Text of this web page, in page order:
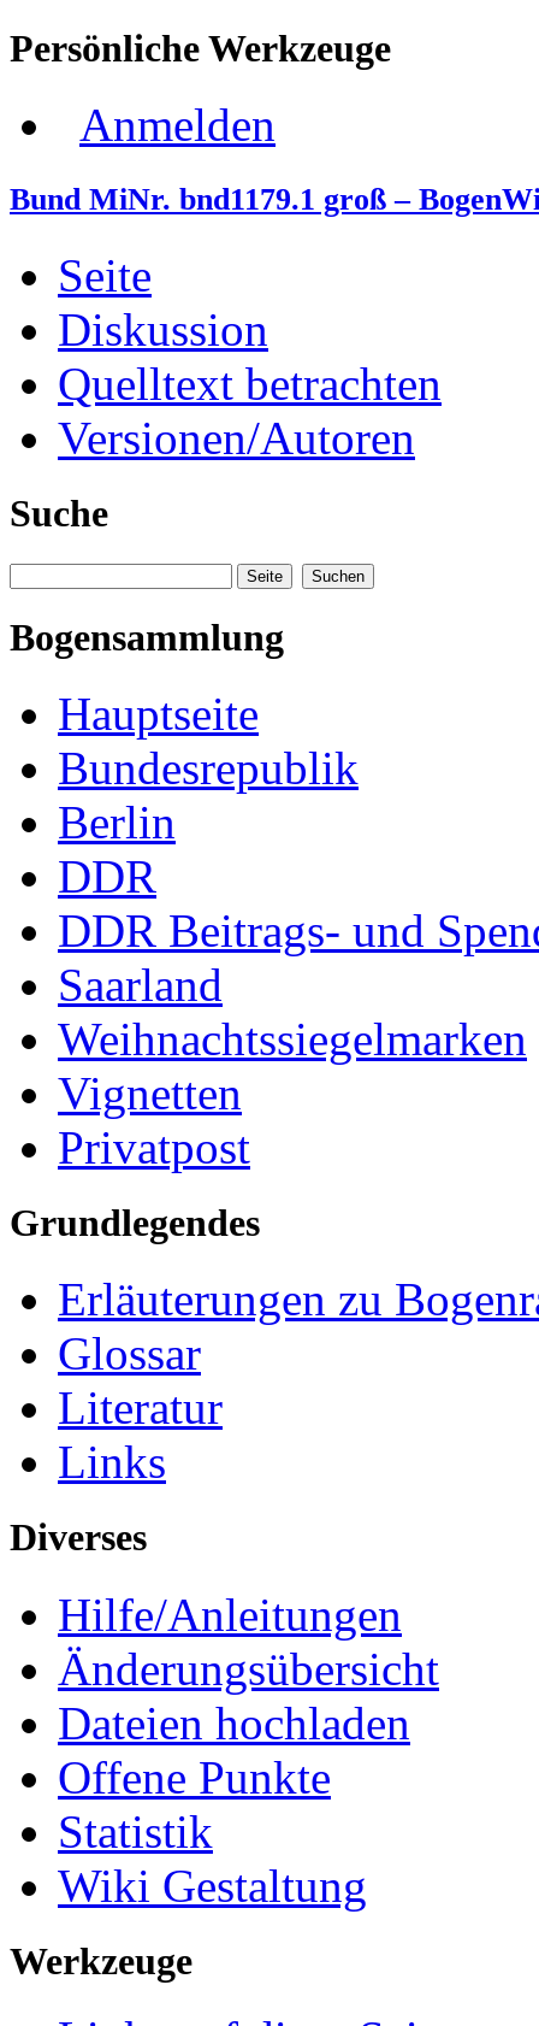
Persönliche Werkzeuge
Anmelden
Bund MiNr. bnd1179.1 groß –
Seite
Diskussion
Quelltext betrachten
Versionen/Autoren
Suche
Bogensammlung
Hauptseite
Bundesrepublik
Berlin
DDR
DDR Beitrags- und
Saarland
Weihnachtssiegelmarken
Vignetten
Privatpost
Grundlegendes
Erläuterungen zu
Glossar
Literatur
Links
Diverses
Hilfe/Anleitungen
Änderungsübersicht
Dateien hochladen
Offene Punkte
Statistik
Wiki Gestaltung
Werkzeuge